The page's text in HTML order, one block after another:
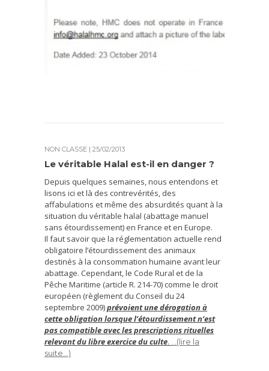
NON CLASSÉ | 25/02/2013
Le véritable Halal est-il en danger ?
Depuis quelques semaines, nous entendons et
lisons ici et là des contrevérités, des
affabulations et même des absurdités quant à la
situation du véritable halal (abattage manuel
sans étourdissement) en France et en Europe.
Il faut savoir que la réglementation actuelle rend
obligatoire l’étourdissement des animaux
destinés à la consommation humaine avant leur
abattage. Cependant, le Code Rural et de la
Pêche Maritime (article R. 214-70) comme le droit
européen (règlement du Conseil du 24
septembre 2009)prévoient une dérogation à
cette obligation lorsque l’étourdissement n’est
pas compatible avec les prescriptions rituelles
relevant du libre exercice du culte.
…(lire la
suite…)